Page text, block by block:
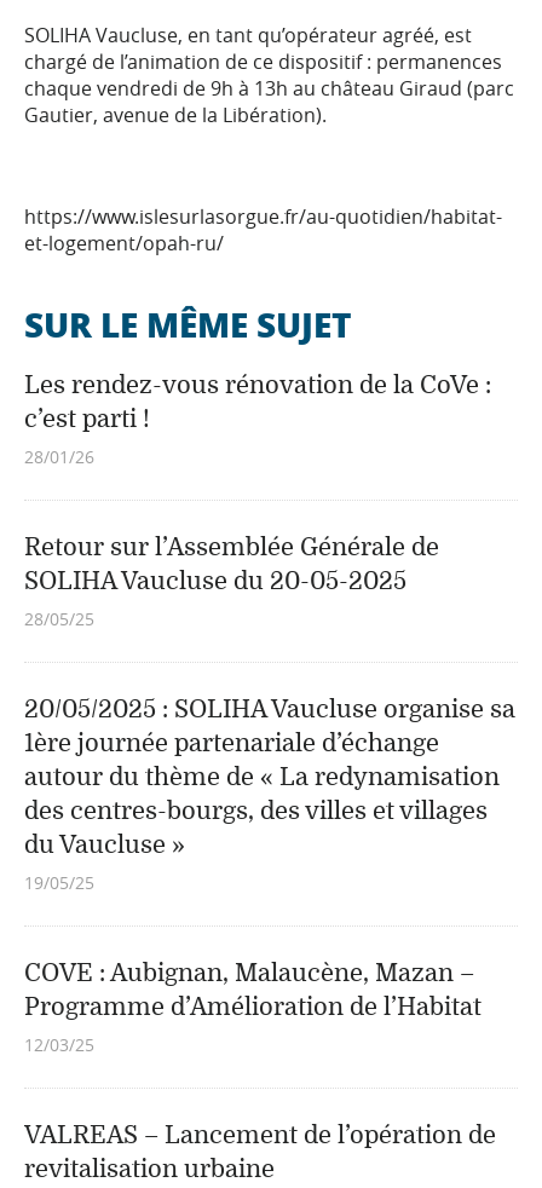
SOLIHA Vaucluse, en tant qu’opérateur agréé, est
chargé de l’animation de ce dispositif : permanences
chaque vendredi de 9h à 13h au château Giraud (parc
Gautier, avenue de la Libération).
https://www.islesurlasorgue.fr/au-quotidien/habitat-
et-logement/opah-ru/
SUR LE MÊME SUJET
Les rendez-vous rénovation de la CoVe :
c’est parti !
28/01/26
Retour sur l’Assemblée Générale de
SOLIHA Vaucluse du 20-05-2025
28/05/25
20/05/2025 : SOLIHA Vaucluse organise sa
1ère journée partenariale d’échange
autour du thème de « La redynamisation
des centres-bourgs, des villes et villages
du Vaucluse »
19/05/25
COVE : Aubignan, Malaucène, Mazan –
Programme d’Amélioration de l’Habitat
12/03/25
VALREAS – Lancement de l’opération de
revitalisation urbaine